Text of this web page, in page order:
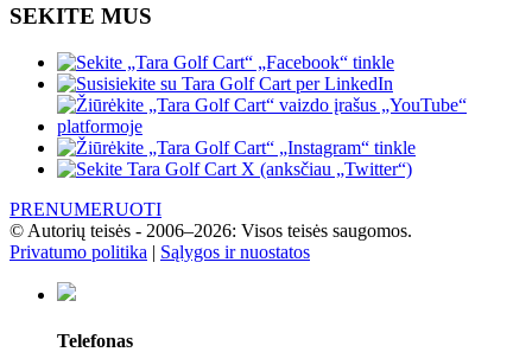
SEKITE MUS
PRENUMERUOTI
© Autorių teisės - 2006–2026: Visos teisės saugomos.
Privatumo politika | Sąlygos ir nuostatos
Telefonas